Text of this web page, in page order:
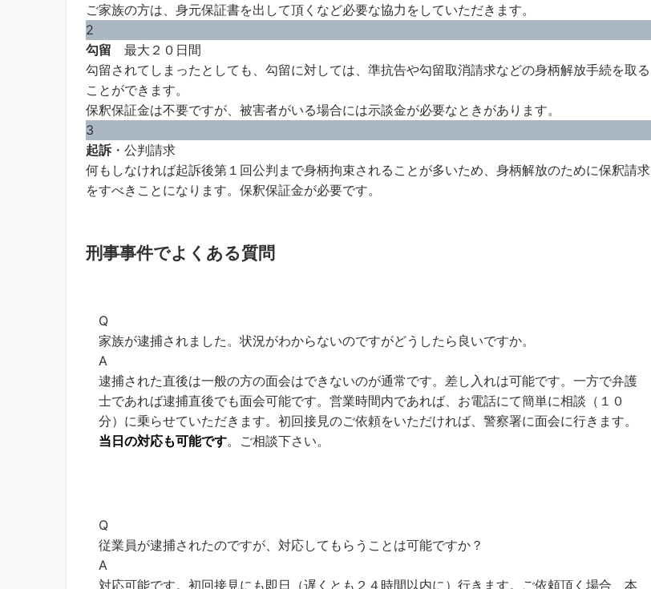
ご家族の方は、身元保証書を出して頂くなど必要な協力をしていただきます。
2
勾留 最大２０日間
勾留されてしまったとしても、勾留に対しては、準抗告や勾留取消請求などの身柄解放手続を取る
ことができます。
保釈保証金は不要ですが、被害者がいる場合には示談金が必要なときがあります。
3
起訴 ・公判請求
何もしなければ起訴後第１回公判まで身柄拘束されることが多いため、身柄解放のために保釈請求
をすべきことになります。保釈保証金が必要です。
刑事事件でよくある質問
Q
家族が逮捕されました。状況がわからないのですがどうしたら良いですか。
A
逮捕された直後は一般の方の面会はできないのが通常です。差し入れは可能です。一方で弁護
士であれば逮捕直後でも面会可能です。営業時間内であれば、お電話にて簡単に相談（１０
分）に乗らせていただきます。初回接見のご依頼をいただければ、警察署に面会に行きます。
当日の対応も可能です。ご相談下さい。
Q
従業員が逮捕されたのですが、対応してもらうことは可能ですか？
A
対応可能です。初回接見にも即日（遅くとも２４時間以内に）行きます。ご依頼頂く場合、本